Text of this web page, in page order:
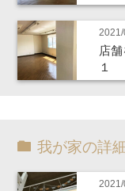
2021/
店
１
我が家の詳